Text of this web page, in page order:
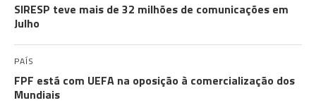
SIRESP teve mais de 32 milhões de comunicações em
Julho
PAÍS
FPF está com UEFA na oposição à comercialização dos
Mundiais